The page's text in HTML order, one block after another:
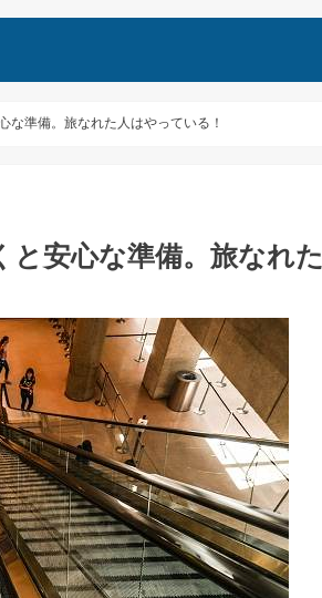
な準備。旅なれた人はやっている！
安心な準備。旅なれた